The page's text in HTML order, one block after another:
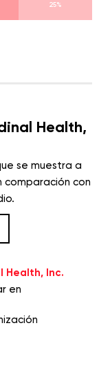
25%
Health,
se muestra a
comparación con
Health, Inc.
en